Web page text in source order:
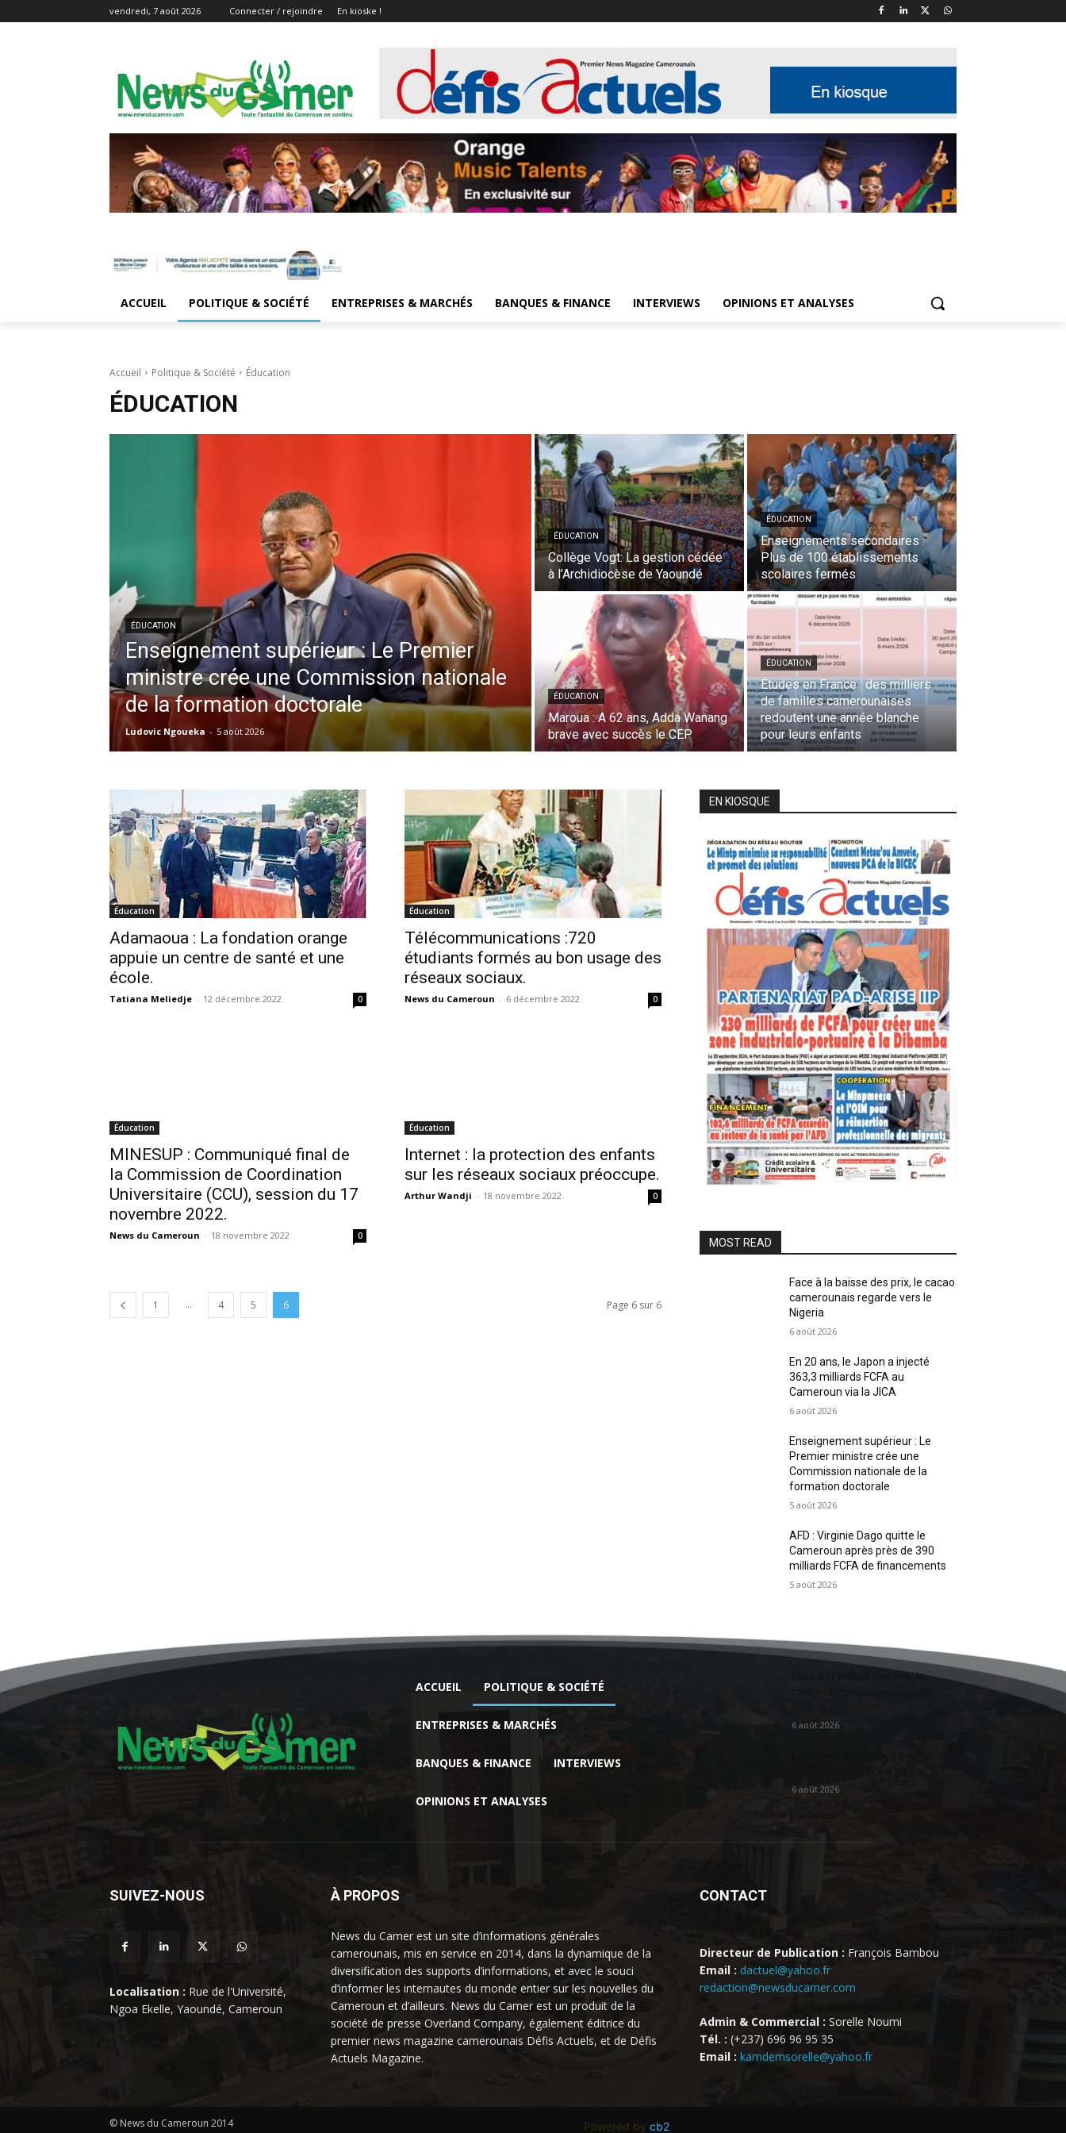
vendredi, 7 août 2026 Connecter / rejoindre En kioske !
ACCUEIL POLITIQUE & SOCIÉTÉ ENTREPRISES & MARCHÉS BANQUES & FINANCE INTERVIEWS OPINIONS ET ANALYSES
Accueil Politique & Société Éducation
ÉDUCATION
ÉDUCATION
Enseignement supérieur : Le Premier
ministre crée une Commission nationale
de la formation doctorale
Ludovic Ngoueka - 5 août 2026
ÉDUCATION
Collège Vogt: La gestion cédée
à l’Archidiocèse de Yaoundé
ÉDUCATION
Enseignements secondaires :
Plus de 100 établissements
scolaires fermés
ÉDUCATION
Maroua : A 62 ans, Adda Wanang
brave avec succès le CEP
ÉDUCATION
Études en France : des milliers
de familles camerounaises
redoutent une année blanche
pour leurs enfants
Éducation
Adamaoua : La fondation orange
appuie un centre de santé et une
école.
Tatiana Meliedje - 12 décembre 2022 0
Éducation
Télécommunications :720
étudiants formés au bon usage des
réseaux sociaux.
News du Cameroun - 6 décembre 2022 0
Éducation
MINESUP : Communiqué final de
la Commission de Coordination
Universitaire (CCU), session du 17
novembre 2022.
News du Cameroun - 18 novembre 2022 0
Éducation
Internet : la protection des enfants
sur les réseaux sociaux préoccupe.
Arthur Wandji - 18 novembre 2022 0
1 ... 4 5 6 Page 6 sur 6
EN KIOSQUE
MOST READ
Face à la baisse des prix, le cacao
camerounais regarde vers le
Nigeria
6 août 2026
En 20 ans, le Japon a injecté
363,3 milliards FCFA au
Cameroun via la JICA
6 août 2026
Enseignement supérieur : Le
Premier ministre crée une
Commission nationale de la
formation doctorale
5 août 2026
AFD : Virginie Dago quitte le
Cameroun après près de 390
milliards FCFA de financements
5 août 2026
ACCUEIL POLITIQUE & SOCIÉTÉ
ENTREPRISES & MARCHÉS
BANQUES & FINANCE INTERVIEWS
OPINIONS ET ANALYSES
Face à la baisse des prix, le
6 août 2026
6 août 2026
SUIVEZ-NOUS
Localisation : Rue de l'Université,
Ngoa Ekelle, Yaoundé, Cameroun
À PROPOS
News du Camer est un site d’informations générales
camerounais, mis en service en 2014, dans la dynamique de la
diversification des supports d’informations, et avec le souci
d’informer les internautes du monde entier sur les nouvelles du
Cameroun et d’ailleurs. News du Camer est un produit de la
société de presse Overland Company, également éditrice du
premier news magazine camerounais Défis Actuels, et de Défis
Actuels Magazine.
CONTACT
Directeur de Publication : François Bambou
Email : dactuel@yahoo.fr
redaction@newsducamer.com
Admin & Commercial : Sorelle Noumi
Tél. : (+237) 696 96 95 35
Email : kamdemsorelle@yahoo.fr
© News du Cameroun 2014 Powered by cb2